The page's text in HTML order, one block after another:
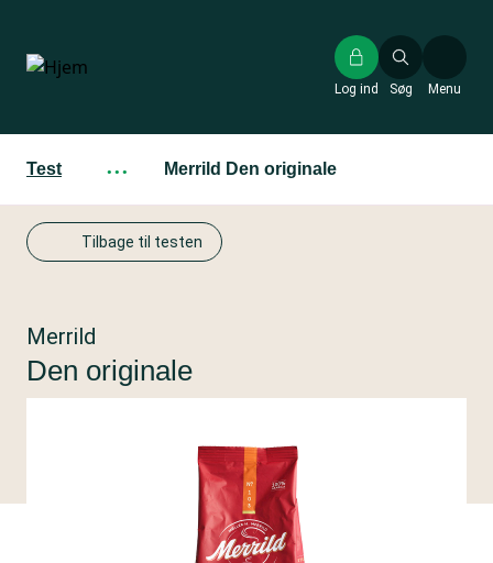
hovedindhold
Søg
Log ind Menu
Test ··· Merrild Den originale
Tilbage til testen
Merrild
Den originale